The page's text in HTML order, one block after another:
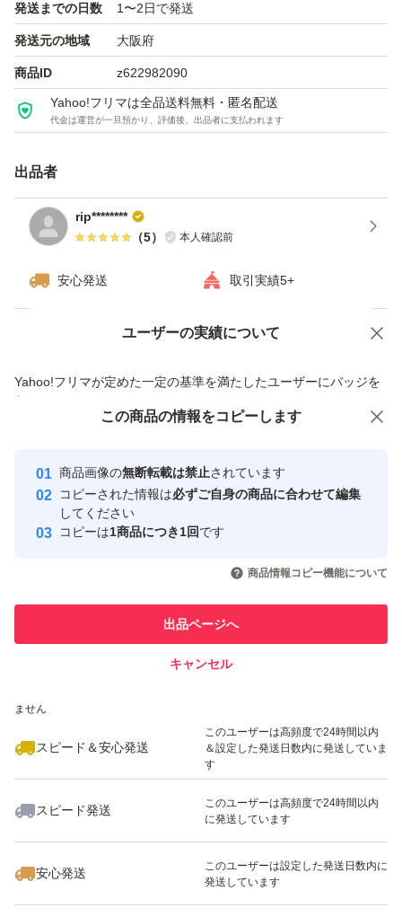
発送までの日数 1〜2日で発送
発送元の地域 大阪府
商品ID z622982090
Yahoo!フリマは全品送料無料・匿名配送
代金は運営が一旦預かり、評価後、出品者に支払われます
出品者
rip********
（5） 本人確認前
安心発送 取引実績5+
ユーザーの実績について
Yahoo!フリマが定めた一定の基準を満たしたユーザーにバッジを
付与しています
安心取引出品者
心・安全なユーザーです
取引実績
引を完了させた実績があります
での取引実績があります
ません
スピード＆安心発送
このユーザーは高頻度で24時間以内
＆設定した発送日数内に発送していま
す
スピード発送
このユーザーは高頻度で24時間以内
に発送しています
安心発送
このユーザーは設定した発送日数内に
発送しています
価格の相談 商品への質問
この商品の情報をコピーします
商品画像の無断転載は禁止されています
コピーされた情報は必ずご自身の商品に合わせて編集
してください
コピーは1商品につき1回です
商品情報コピー機能について
出品ページへ
キャンセル
この商品をみている人にオススメ
いいね！
5,500